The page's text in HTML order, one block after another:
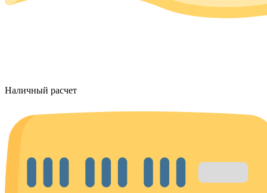
Наличный расчет